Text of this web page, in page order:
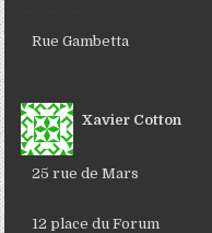
Rue Gambetta
Xavier Cotton
25 rue de Mars
12 place du Forum